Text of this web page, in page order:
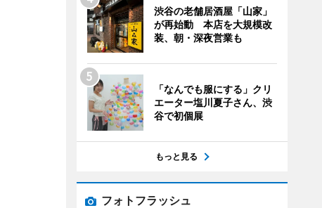
渋谷の老舗居酒屋「山家」
が再始動 本店を大規模改
装、朝・深夜営業も
「なんでも服にする」クリ
エーター塩川夏子さん、渋
谷で初個展
もっと見る
フォトフラッシュ